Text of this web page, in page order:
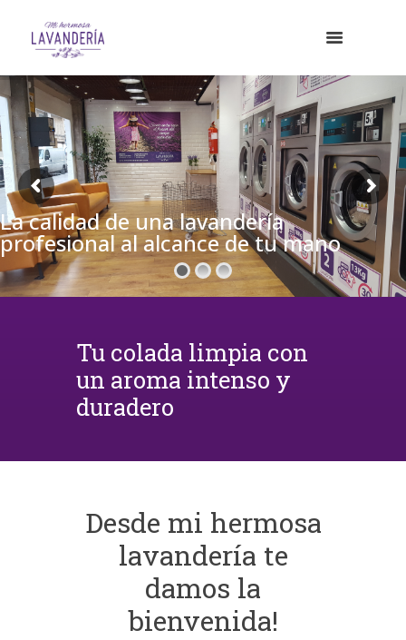
La calidad de una lavandería
profesional al alcance de tu mano
Tu colada limpia con
un aroma intenso y
duradero
Desde mi hermosa
lavandería te
damos la
bienvenida!